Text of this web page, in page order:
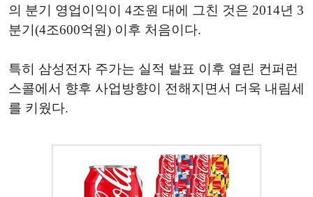
의 분기 영업이익이 4조원 대에 그친 것은 2014년 3
분기(4조600억원) 이후 처음이다.
특히 삼성전자 주가는 실적 발표 이후 열린 컨퍼런
스콜에서 향후 사업방향이 전해지면서 더욱 내림세
를 키웠다.